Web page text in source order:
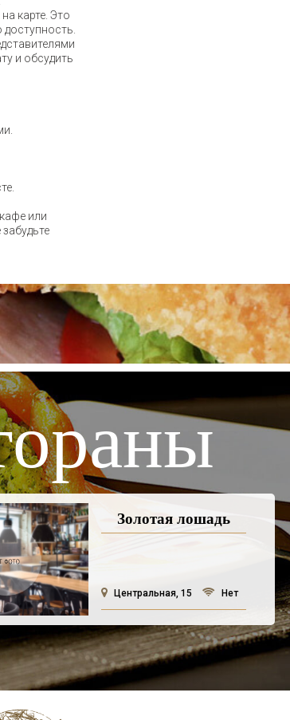
карте. Это
и обсудить
или
Золотая лошадь
Центральная, 15 Нет